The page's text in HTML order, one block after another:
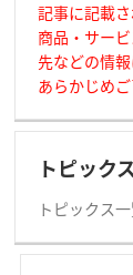
記事に記載
商品・サー
先などの情
あらかじめご
トピック
トピックス